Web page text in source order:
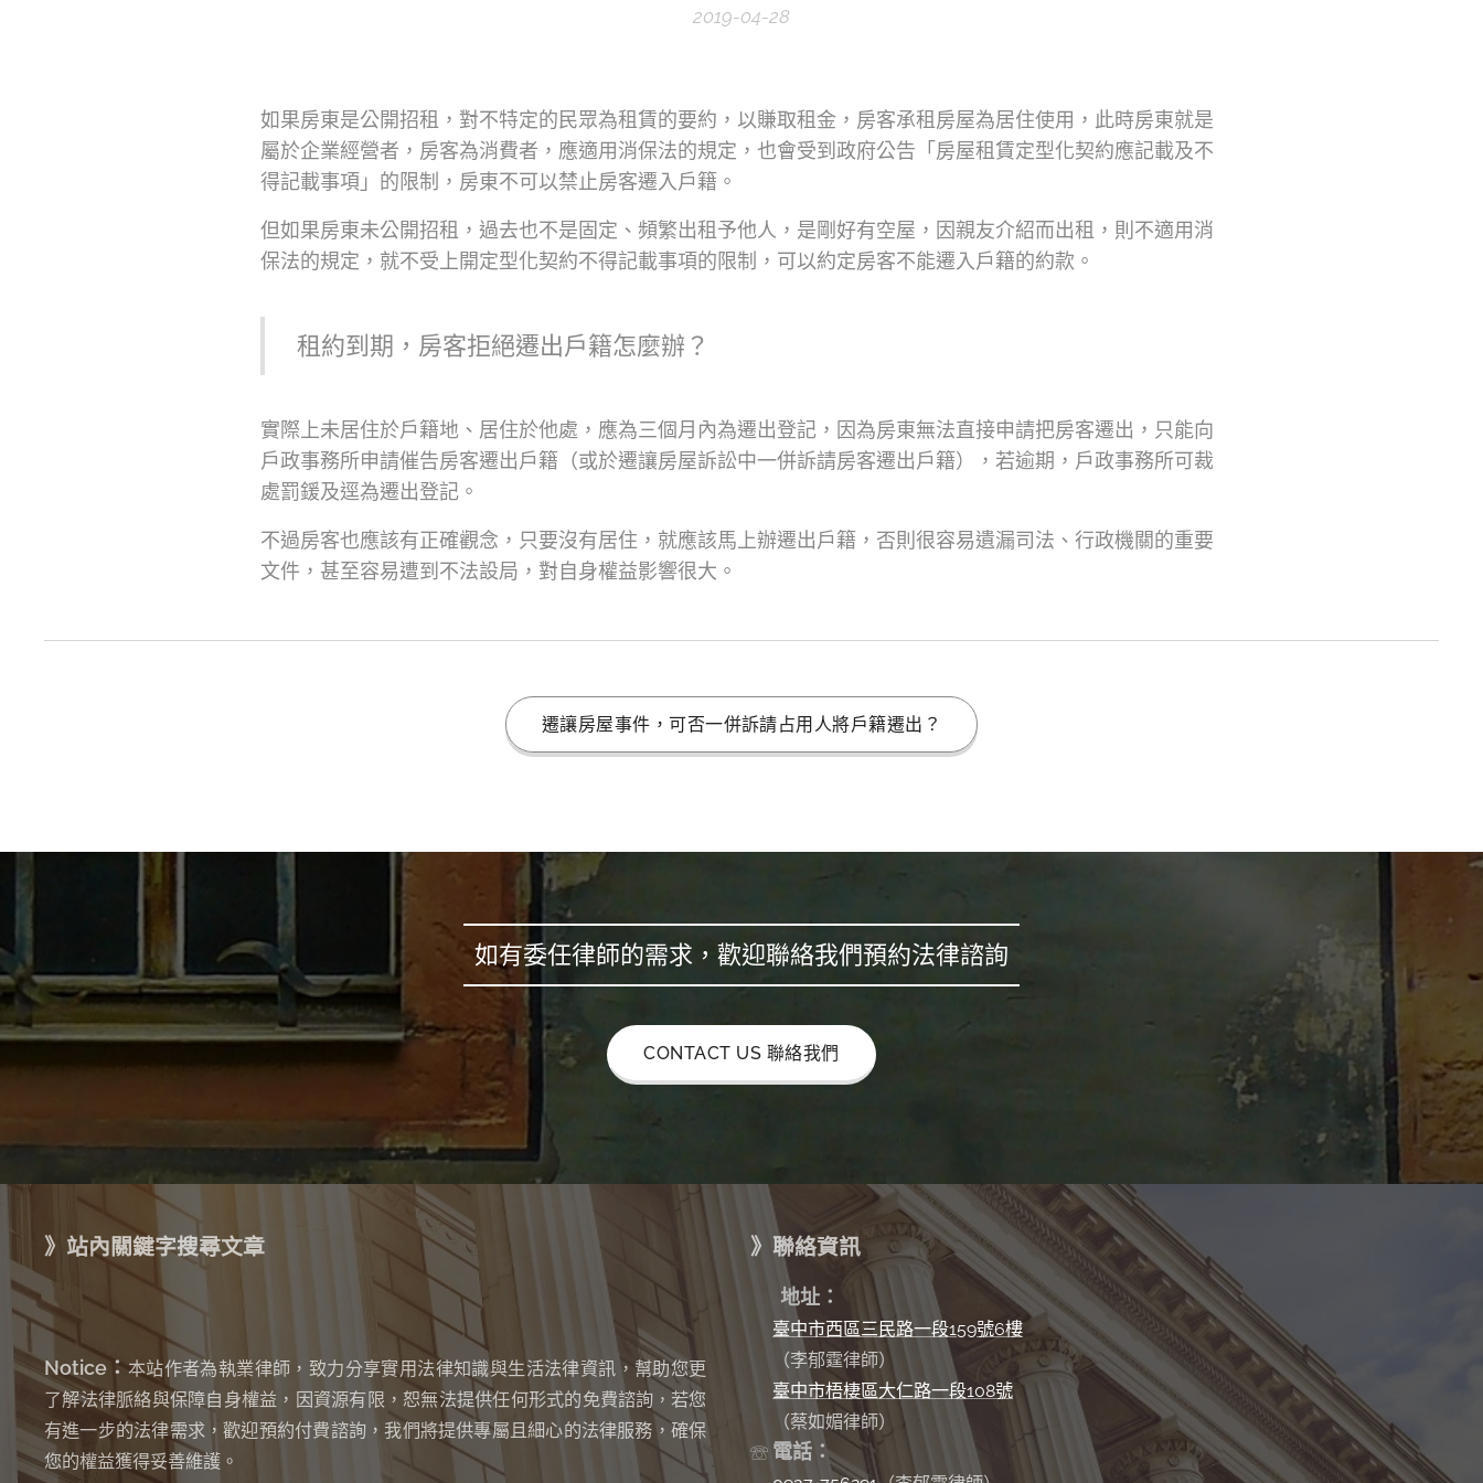
2019-04-28
如果房東是公開招租，對不特定的民眾為租賃的要約，以賺取租金，房客承租房屋為居住使用，此時房東就是
屬於企業經營者，房客為消費者，應適用消保法的規定，也會受到政府公告「房屋租賃定型化契約應記載及不
得記載事項」的限制，房東不可以禁止房客遷入戶籍。
但如果房東未公開招租，過去也不是固定、頻繁出租予他人，是剛好有空屋，因親友介紹而出租，則不適用消
保法的規定，就不受上開定型化契約不得記載事項的限制，可以約定房客不能遷入戶籍的約款。
租約到期，房客拒絕遷出戶籍怎麼辦？
實際上未居住於戶籍地、居住於他處，應為三個月內為遷出登記，因為房東無法直接申請把房客遷出，只能向
戶政事務所申請催告房客遷出戶籍（或於遷讓房屋訴訟中一併訴請房客遷出戶籍），若逾期，戶政事務所可裁
處罰鍰及逕為遷出登記。
不過房客也應該有正確觀念，只要沒有居住，就應該馬上辦遷出戶籍，否則很容易遺漏司法、行政機關的重要
文件，甚至容易遭到不法設局，對自身權益影響很大。
遷讓房屋事件，可否一併訴請占用人將戶籍遷出？
如有委任律師的需求，歡迎聯絡我們預約法律諮詢
CONTACT US 聯絡我們
》站內關鍵字搜尋文章
Notice：本站作者為執業律師，致力分享實用法律知識與生活法律資訊，幫助您更
了解法律脈絡與保障自身權益，因資源有限，恕無法提供任何形式的免費諮詢 ， 若您
有進一步的法律需求，歡迎預約付費諮詢，我們將提供專屬且細心的法律服務，確保
您的權益獲得妥善維護。
》聯絡資訊
✉地址：
臺中市西區三民路一段159號6樓
（李郁霆律師）
臺中市梧棲區大仁路一段108號
（蔡如媚律師）
☏ 電話：